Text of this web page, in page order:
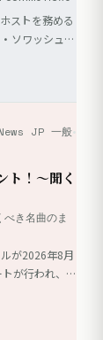
ストを務める
ソワッシュの
の世界初録
含まれる。本
JP 一般
！～聞く
き名曲のま
が2026年8月
が行われ、バ
は未就学児の
される。